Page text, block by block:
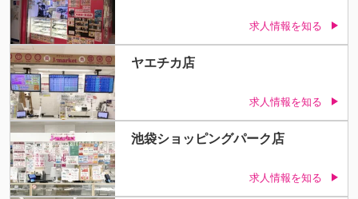
求人情報を知る
ヤエチカ店
求人情報を知る
池袋ショッピングパーク店
求人情報を知る